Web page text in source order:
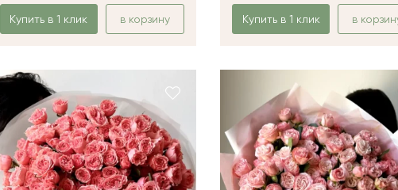
Купить в 1 клик в корзину Купить в 1 клик в